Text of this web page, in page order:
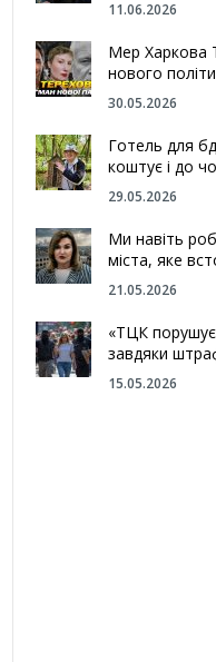
11.06.2026
Мер Харкова
нового
30.05.2026
Готель для
коштує і до
29.05.2026
Ми навіть
міста, яке
21.05.2026
«ТЦК
завдяки
15.05.2026